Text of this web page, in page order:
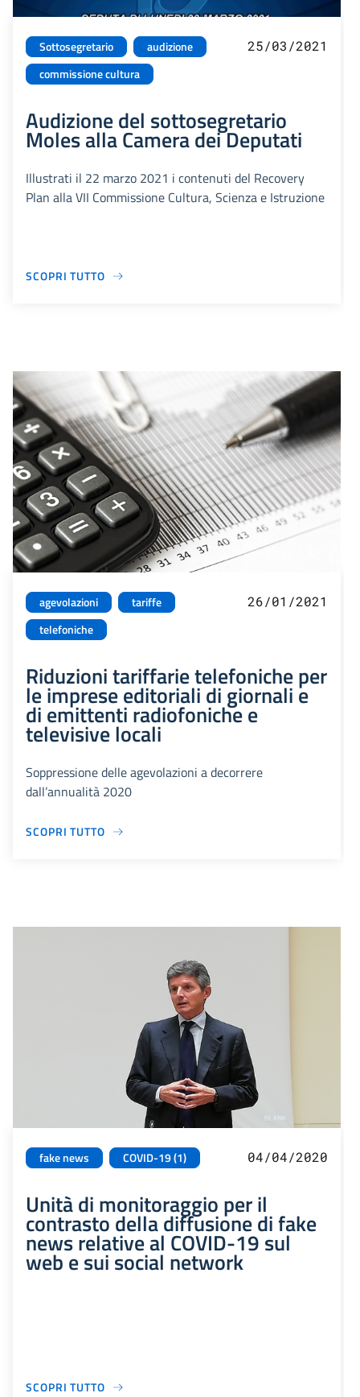
Sottosegretario
audizione
commissione cultura
25/03/2021
Audizione del sottosegretario
Moles alla Camera dei Deputati
Illustrati il 22 marzo 2021 i contenuti del Recovery
Plan alla VII Commissione Cultura, Scienza e Istruzione
SCOPRI TUTTO
agevolazioni
tariffe
telefoniche
26/01/2021
Riduzioni tariffarie telefoniche per
le imprese editoriali di giornali e
di emittenti radiofoniche e
televisive locali
Soppressione delle agevolazioni a decorrere
dall’annualità 2020
SCOPRI TUTTO
fake news COVID-19 (1) 04/04/2020
Unità di monitoraggio per il
contrasto della diffusione di fake
news relative al COVID-19 sul
web e sui social network
SCOPRI TUTTO